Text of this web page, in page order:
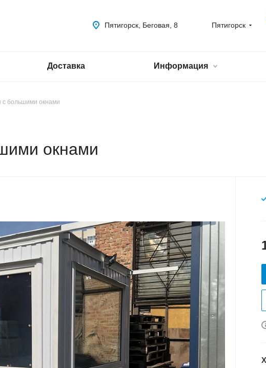
Пятигорск
Пятигорск, Беговая, 8
Доставка Информация
с большими окнами
окнами